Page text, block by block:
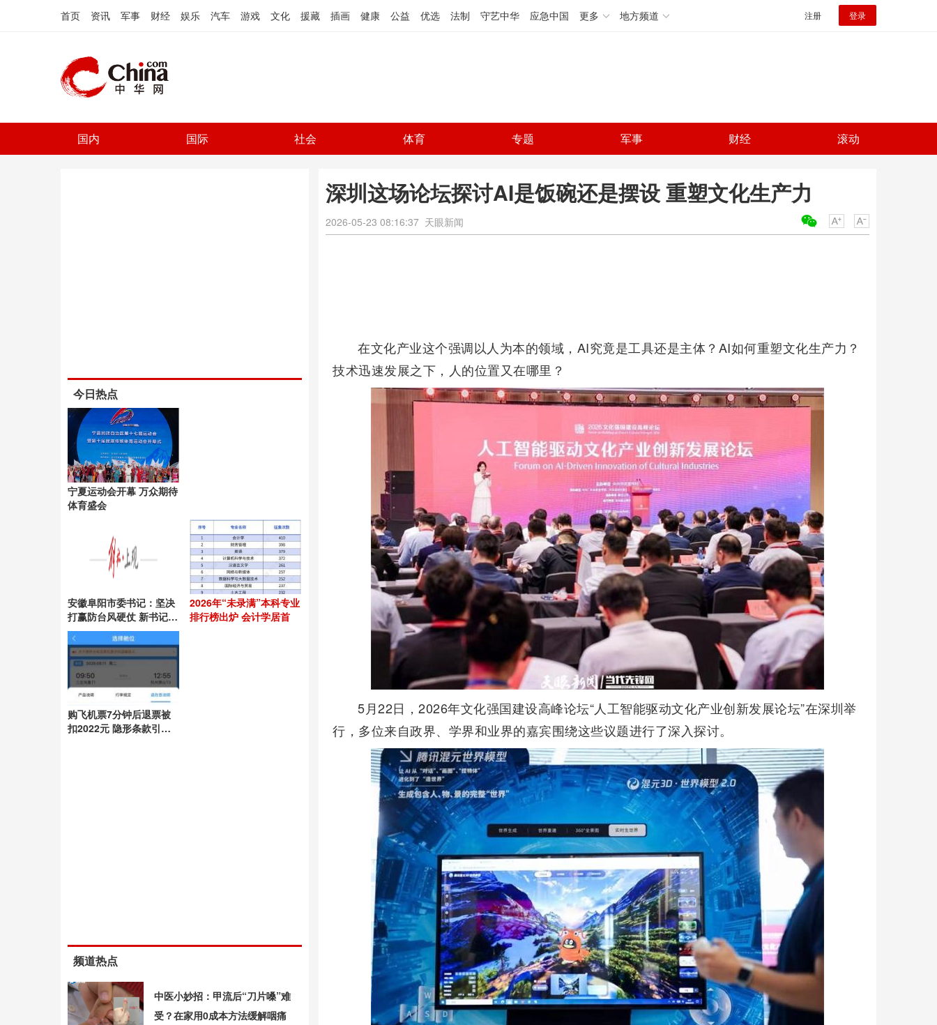
首页 资讯 军事 财经 娱乐 汽车 游戏 文化 援藏 插画 健康 公益 优选 法制 守艺中华 应急中国 更多 地方频道 注册 登录
国内 国际 社会 体育 专题 军事 财经 滚动
深圳这场论坛探讨AI是饭碗还是摆设 重塑文化生产力
2026-05-23 08:16:37 天眼新闻
在文化产业这个强调以人为本的领域，AI究竟是工具还是主体？AI如何重塑文化生产力？
技术迅速发展之下，人的位置又在哪里？
5月22日，2026年文化强国建设高峰论坛“人工智能驱动文化产业创新发展论坛”在深圳举
行，多位来自政界、学界和业界的嘉宾围绕这些议题进行了深入探讨。
今日热点
宁夏运动会开幕 万众期待
体育盛会
安徽阜阳市委书记：坚决
打赢防台风硬仗 新书记上
任引领抗灾
2026年“未录满”本科专业
排行榜出炉 会计学居首
购飞机票7分钟后退票被
扣2022元 隐形条款引争
频道热点
中医小妙招：甲流后“刀片嗓”难
受？在家用0成本方法缓解咽痛